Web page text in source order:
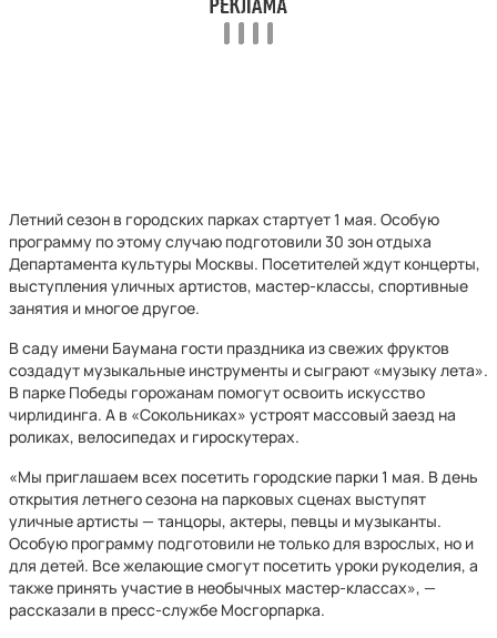
Летний сезон в городских парках стартует 1 мая. Особую
программу по этому случаю подготовили 30 зон отдыха
Департамента культуры Москвы. Посетителей ждут концерты,
выступления уличных артистов, мастер-классы, спортивные
занятия и многое другое.
В саду имени Баумана гости праздника из свежих фруктов
создадут музыкальные инструменты и сыграют «музыку лета».
В парке Победы горожанам помогут освоить искусство
чирлидинга. А в «Сокольниках» устроят массовый заезд на
роликах, велосипедах и гироскутерах.
«Мы приглашаем всех посетить городские парки 1 мая. В день
открытия летнего сезона на парковых сценах выступят
уличные артисты — танцоры, актеры, певцы и музыканты.
Особую программу подготовили не только для взрослых, но и
для детей. Все желающие смогут посетить уроки рукоделия, а
также принять участие в необычных мастер-классах», —
рассказали в пресс-службе Мосгорпарка.